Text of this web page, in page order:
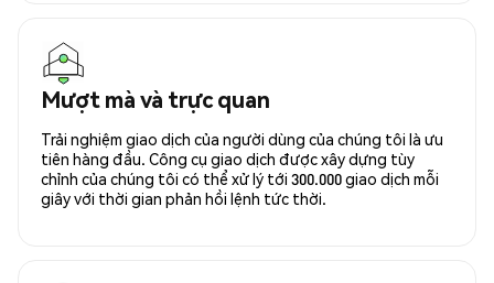
Mượt mà và trực quan
Trải nghiệm giao dịch của người dùng của chúng tôi là ưu
tiên hàng đầu. Công cụ giao dịch được xây dựng tùy
chỉnh của chúng tôi có thể xử lý tới 300.000 giao dịch mỗi
giây với thời gian phản hồi lệnh tức thời.